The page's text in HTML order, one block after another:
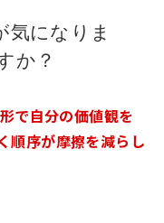
気になりま
か？
で自分の価値観を
順序が摩擦を減らし